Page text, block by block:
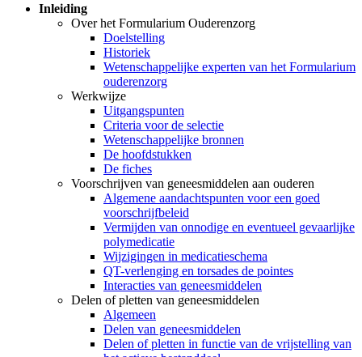
Inleiding
Over het Formularium Ouderenzorg
Doelstelling
Historiek
Wetenschappelijke experten van het Formularium
ouderenzorg
Werkwijze
Uitgangspunten
Criteria voor de selectie
Wetenschappelijke bronnen
De hoofdstukken
De fiches
Voorschrijven van geneesmiddelen aan ouderen
Algemene aandachtspunten voor een goed
voorschrijfbeleid
Vermijden van onnodige en eventueel gevaarlijke
polymedicatie
Wijzigingen in medicatieschema
QT-verlenging en torsades de pointes
Interacties van geneesmiddelen
Delen of pletten van geneesmiddelen
Algemeen
Delen van geneesmiddelen
Delen of pletten in functie van de vrijstelling van